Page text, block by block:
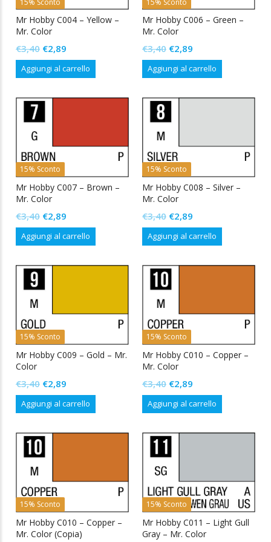
Mr Hobby C004 – Yellow –
Mr. Color
€3,40 Il
prezzo
originale
€2,89
prezzo
attuale
Aggiungi al carrello
Mr Hobby C006 – Green –
Mr. Color
€3,40 Il
prezzo
originale
€2,89
prezzo
attuale
Aggiungi al carrello
15% Sconto
Mr Hobby C007 – Brown –
Mr. Color
€3,40 Il
prezzo
originale
€2,89
prezzo
attuale
Aggiungi al carrello
15% Sconto
Mr Hobby C008 – Silver –
Mr. Color
€3,40 Il
prezzo
originale
€3,40.
€2,89
prezzo
attuale
Aggiungi al carrello
15% Sconto
Mr Hobby C009 – Gold – Mr.
Color
€3,40 Il
prezzo
originale
€3,40.
€2,89
prezzo
attuale
Aggiungi al carrello
15% Sconto
Mr Hobby C010 – Copper –
Mr. Color
€3,40 Il
prezzo
originale
€2,89
prezzo
attuale
Aggiungi al carrello
15% Sconto
Mr Hobby C010 – Copper –
Mr. Color (Copia)
15% Sconto
Mr Hobby C011 – Light Gull
Gray – Mr. Color